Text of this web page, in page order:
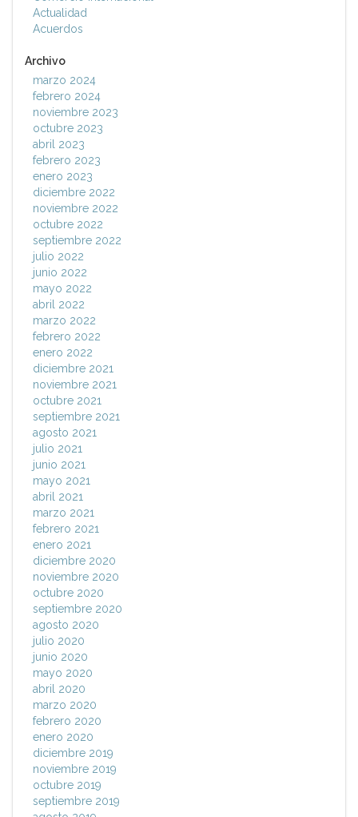
Actualidad
Acuerdos
Archivo
marzo 2024
febrero 2024
noviembre 2023
octubre 2023
abril 2023
febrero 2023
enero 2023
diciembre 2022
noviembre 2022
octubre 2022
septiembre 2022
julio 2022
junio 2022
mayo 2022
abril 2022
marzo 2022
febrero 2022
enero 2022
diciembre 2021
noviembre 2021
octubre 2021
septiembre 2021
agosto 2021
julio 2021
junio 2021
mayo 2021
abril 2021
marzo 2021
febrero 2021
enero 2021
diciembre 2020
noviembre 2020
octubre 2020
septiembre 2020
agosto 2020
julio 2020
junio 2020
mayo 2020
abril 2020
marzo 2020
febrero 2020
enero 2020
diciembre 2019
noviembre 2019
octubre 2019
septiembre 2019